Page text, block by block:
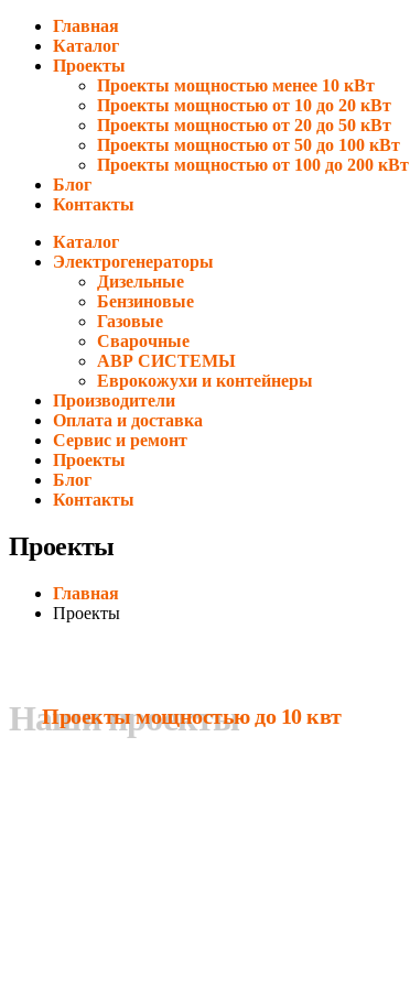
Главная
Каталог
Проекты
Проекты мощностью менее 10 кВт
Проекты мощностью от 10 до 20 кВт
Проекты мощностью от 20 до 50 кВт
Проекты мощностью от 50 до 100 кВт
Проекты мощностью от 100 до 200 кВт
Блог
Контакты
Каталог
Электрогенераторы
Дизельные
Бензиновые
Газовые
Сварочные
АВР СИСТЕМЫ
Еврокожухи и контейнеры
Производители
Оплата и доставка
Сервис и ремонт
Проекты
Блог
Контакты
Проекты
Главная
Проекты
Наши проекты
Проекты мощностью до 10 квт